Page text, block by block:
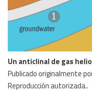
Un anticlinal de gas
Publicado originalmente
Reproducción autorizada..